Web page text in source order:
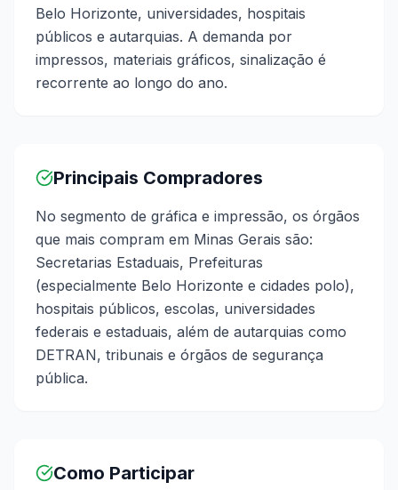
Belo Horizonte, universidades, hospitais
públicos e autarquias. A demanda por
impressos, materiais gráficos, sinalização é
recorrente ao longo do ano.
Principais Compradores
No segmento de gráfica e impressão, os órgãos
que mais compram em Minas Gerais são:
Secretarias Estaduais, Prefeituras
(especialmente Belo Horizonte e cidades polo),
hospitais públicos, escolas, universidades
federais e estaduais, além de autarquias como
DETRAN, tribunais e órgãos de segurança
pública.
Como Participar